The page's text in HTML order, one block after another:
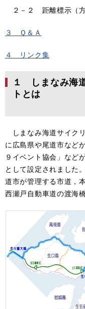
２－２ 距離標示（
３ Ｑ＆Ａ
４ リンク集
１ しまなみ海
トとは
しまなみ海道サイク
に広島県や尾道市など
９イベント協会」など
として設定されました
道市が管理する市道，
西瀬戸自動車道の渡海